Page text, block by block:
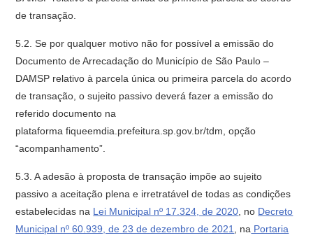
de transação.
5.2. Se por qualquer motivo não for possível a emissão do
Documento de Arrecadação do Município de São Paulo –
DAMSP relativo à parcela única ou primeira parcela do acordo
de transação, o sujeito passivo deverá fazer a emissão do
referido documento na
plataforma fiqueemdia.prefeitura.sp.gov.br/tdm, opção
“acompanhamento”.
5.3. A adesão à proposta de transação impõe ao sujeito
passivo a aceitação plena e irretratável de todas as condições
estabelecidas na Lei Municipal nº 17.324, de 2020 , no Decreto
Municipal nº 60.939, de 23 de dezembro de 2021
, na Portaria